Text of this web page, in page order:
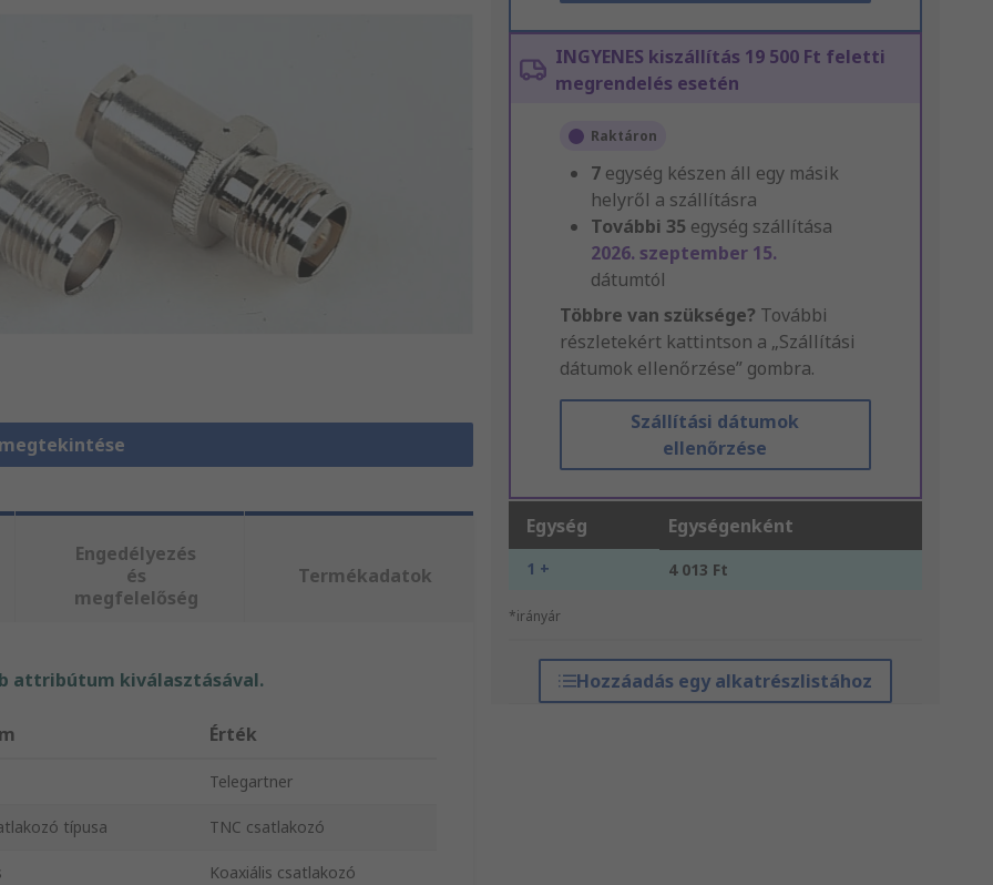
INGYENES kiszállítás 19 500 Ft feletti
megrendelés esetén
Raktáron
7 egység készen áll egy másik
helyről a szállításra
További 35 egység szállítása
2026. szeptember 15.
dátumtól
Többre van szüksége? További
részletekért kattintson a „Szállítási
dátumok ellenőrzése” gombra.
Szállítási dátumok
ellenőrzése
Egység Egységenként
1 + 4 013 Ft
*irányár
Hozzáadás egy alkatrészlistához
Engedélyezés
és
megfelelőség
Termékadatok
attribútum kiválasztásával.
Érték
Telegartner
típusa TNC csatlakozó
Koaxiális csatlakozó